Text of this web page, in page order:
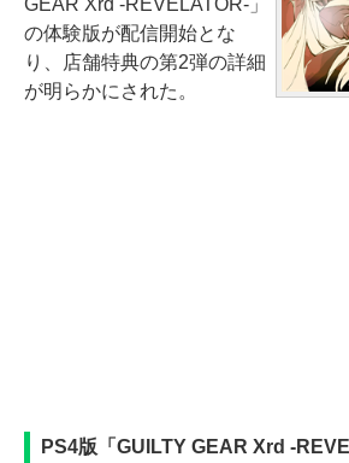
GEAR Xrd -REVELATOR-」
の体験版が配信開始とな
り、店舗特典の第2弾の詳細
が明らかにされた。
PS4版「GUILTY GEAR Xrd -